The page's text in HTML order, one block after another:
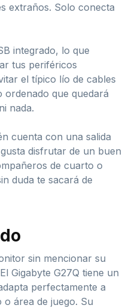
extraños. Solo conecta
integrado, lo que
tus periféricos
el típico lío de cables
ordenado que quedará
nada.
cuenta con una salida
disfrutar de un buen
de cuarto o
duda te sacará de
sin mencionar su
Gigabyte G27Q tiene un
perfectamente a
área de juego. Su